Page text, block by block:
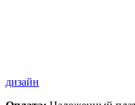
дизайн